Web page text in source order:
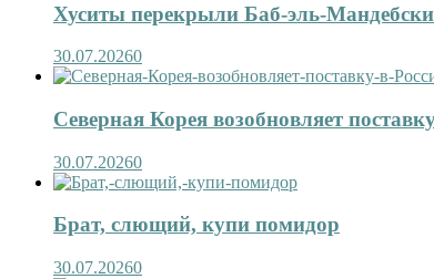
Хуситы перекрыли Баб-эль-
30.07.20260
Северная Корея возобновляет
30.07.20260
Брат, слющий, купи помидор
30.07.20260